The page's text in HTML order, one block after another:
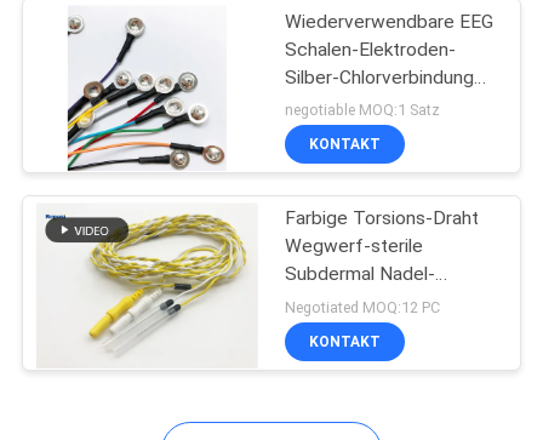
Wiederverwendbare EEG
Schalen-Elektroden-
Silber-Chlorverbindung
mit 12 Farben 12
einzelne Führungen
negotiable MOQ:1 Satz
KONTAKT
Farbige Torsions-Draht
Wegwerf-sterile
Subdermal Nadel-
Elektroden EMG
Negotiated MOQ:12 PC
KONTAKT